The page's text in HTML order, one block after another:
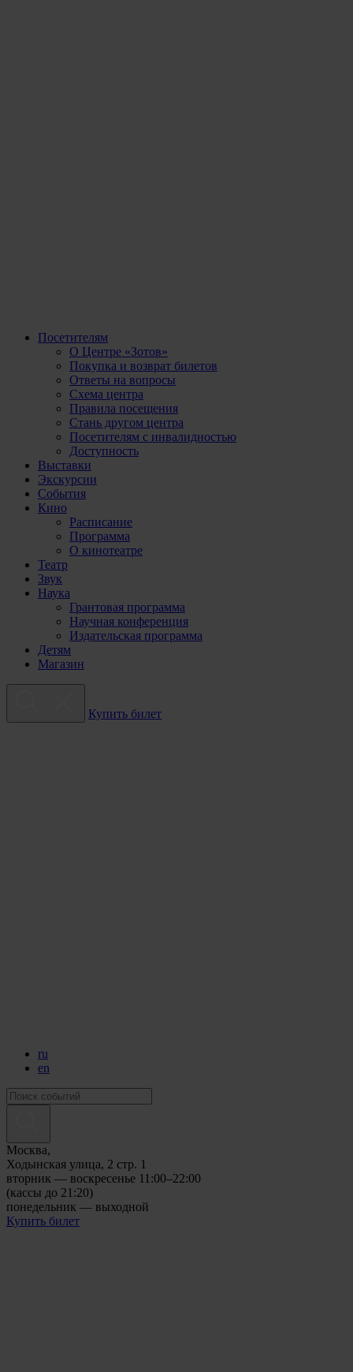
Посетителям
О Центре «Зотов»
Покупка и возврат билетов
Ответы на вопросы
Схема центра
Правила посещения
Стань другом центра
Посетителям с инвалидностью
Доступность
Выставки
Экскурсии
События
Кино
Расписание
Программа
О кинотеатре
Театр
Звук
Наука
Грантовая программа
Научная конференция
Издательская программа
Детям
Магазин
Купить билет
ru
en
Москва,
Ходынская улица, 2 стр. 1
вторник — воскресенье 11:00–22:00
(кассы до 21:20)
понедельник — выходной
Купить билет